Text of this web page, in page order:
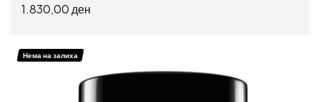
од 5
1.830,00 ден
Нема на залиха